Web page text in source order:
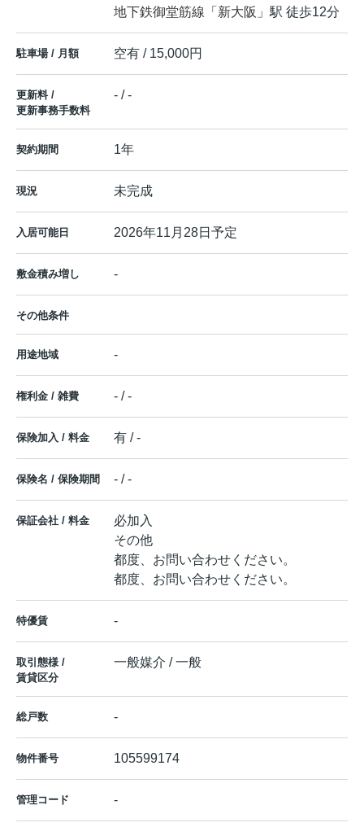
地下鉄御堂筋線 「 新大阪 」駅 徒歩12分
駐車場 / 月額 空有 / 15,000円
更新料 /
更新事務手数料
- / -
契約期間 1年
現況 未完成
入居可能日 2026年11月28日予定
敷金積み増し -
その他条件
用途地域 -
権利金 / 雑費 - / -
保険加入 / 料金 有 / -
保険名 / 保険期間 - / -
保証会社 / 料金
必加入
その他
都度、お問い合わせください。
都度、お問い合わせください。
特優賃 -
取引態様 /
賃貸区分
一般媒介 / 一般
総戸数 -
物件番号 105599174
管理コード -